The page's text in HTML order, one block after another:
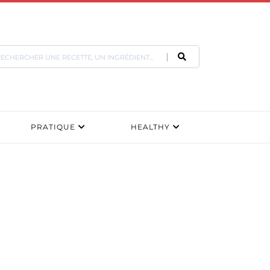
PRATIQUE HEALTHY